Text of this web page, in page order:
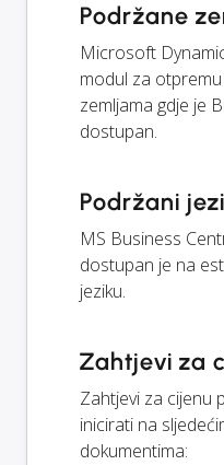
Podržane
Microsoft
modul za
zemljama gdje je
dostupan.
Podržani
MS Business
dostupan je na
jeziku.
Zahtjevi za
Zahtjevi za cijenu
inicirati na
dokumentima: